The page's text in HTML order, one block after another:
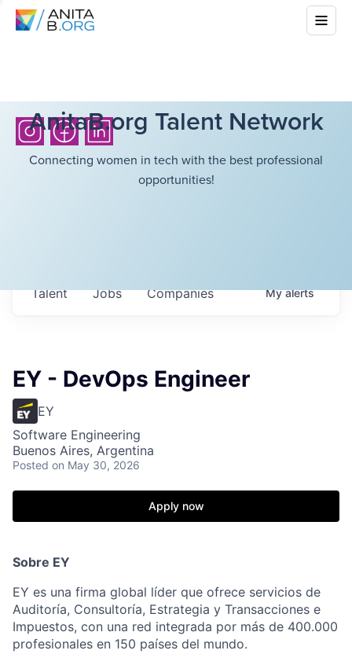
AnitaB.org Talent Network
Connecting women in tech with the best professional
opportunities!
Jobs Companies
Talent Myalerts
EY - DevOps Engineer
EY
Software Engineering
Buenos Aires, Argentina
Posted on May 30, 2026
Apply now
Sobre EY
EY es una firma global líder que ofrece servicios de
Auditoría, Consultoría, Estrategia y Transacciones e
Impuestos, con una red integrada por más de 400.000
profesionales en 150 países del mundo.